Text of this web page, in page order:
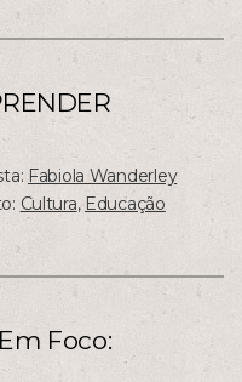
Fabiola Wanderley
Cultura, Educação
Foco: